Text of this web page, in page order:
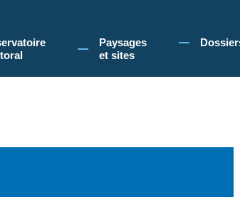
vous acceptez l'utilisation de cookies pour vous
Paysages
et sites